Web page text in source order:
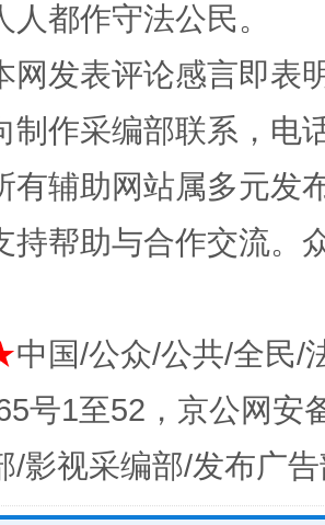
都作守法公民。
网发表评论感言即表
制作采编部联系，电
有辅助网站属多元发
持帮助与合作交流。
中国/公众/公共/全民/
号1至52，京公网安
/影视采编部/发布广